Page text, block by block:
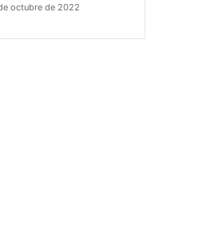
octubre de 2022